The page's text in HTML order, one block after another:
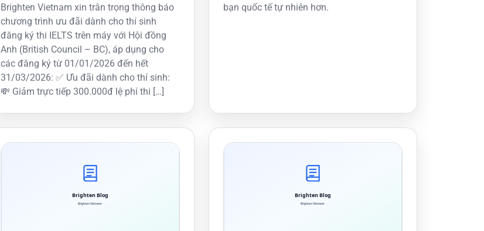
Brighten Vietnam xin trân trọng thông báo
chương trình ưu đãi dành cho thí sinh
đăng ký thi IELTS trên máy với Hội đồng
Anh (British Council – BC), áp dụng cho
các đăng ký từ 01/01/2026 đến hết
31/03/2026: ✅ Ưu đãi dành cho thí sinh:
💸 Giảm trực tiếp 300.000đ lệ phí thi […]
bạn quốc tế tự nhiên hơn.